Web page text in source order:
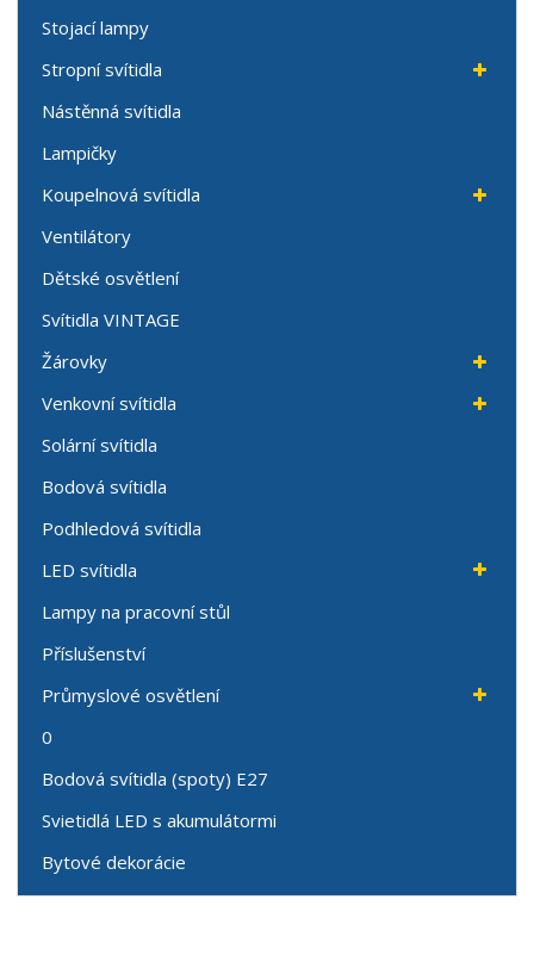
Stojací lampy
Stropní svítidla
Nástěnná svítidla
Lampičky
Koupelnová svítidla
Ventilátory
Dětské osvětlení
Svítidla VINTAGE
Žárovky
Venkovní svítidla
Solární svítidla
Bodová svítidla
Podhledová svítidla
LED svítidla
Lampy na pracovní stůl
Příslušenství
Průmyslové osvětlení
0
Bodová svítidla (spoty) E27
Svietidlá LED s akumulátormi
Bytové dekorácie